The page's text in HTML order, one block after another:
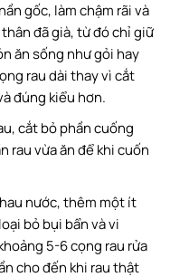
gốc, làm chậm rãi và
đã già, từ đó chỉ giữ
ăn sống như gỏi hay
rau dài thay vì cắt
đúng kiểu hơn.
cắt bỏ phần cuống
rau vừa ăn để khi cuốn
nước, thêm một ít
bỏ bụi bẩn và vi
5-6 cọng rau rửa
cho đến khi rau thật